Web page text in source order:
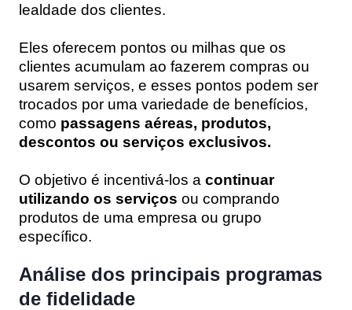
lealdade dos clientes.
Eles oferecem pontos ou milhas que os
clientes acumulam ao fazerem compras ou
usarem serviços, e esses pontos podem ser
trocados por uma variedade de benefícios,
como passagens aéreas, produtos,
descontos ou serviços exclusivos.
O objetivo é incentivá-los a continuar
utilizando os serviços ou comprando
produtos de uma empresa ou grupo
específico.
Análise dos principais programas
de fidelidade